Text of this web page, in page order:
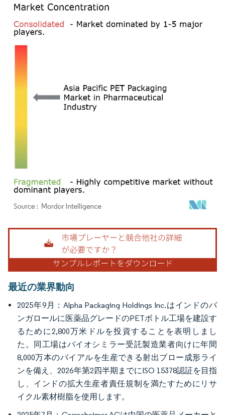
画像 © Mordor Intelligence。再利用にはCC BY 4.0の表示が必要です。
最近の業界動向
2025年9月：Alpha Packaging Holdings Inc.はインドのバ
ンガロールに医薬品グレードのPETボトル工場を建設す
るために2,800万米ドルを投資することを表明しまし
た。同工場はバイオシミラー受託製造業者向けに年間
8,000万本のバイアルを生産できる射出ブロー成形ライ
ンを備え、2026年第2四半期までにISO 15378認証を目指
し、インドの拡大生産者責任規制を満たすためにリサ
イクル素材樹脂を使用します。